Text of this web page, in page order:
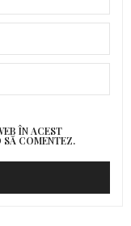
ÎN ACEST
SĂ COMENTEZ.